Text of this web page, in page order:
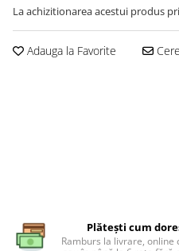
La achizitionarea acestui produs
Adauga la Favorite
Plătești cum
Ramburs la livrare, online